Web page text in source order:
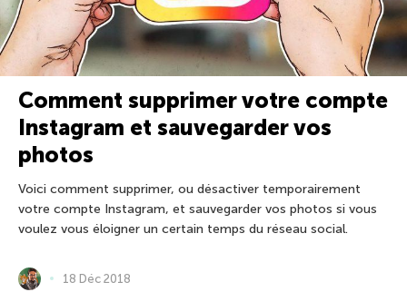
Comment supprimer votre compte
Instagram et sauvegarder vos
photos
Voici comment supprimer, ou désactiver temporairement
votre compte Instagram, et sauvegarder vos photos si vous
voulez vous éloigner un certain temps du réseau social.
18 Déc 2018